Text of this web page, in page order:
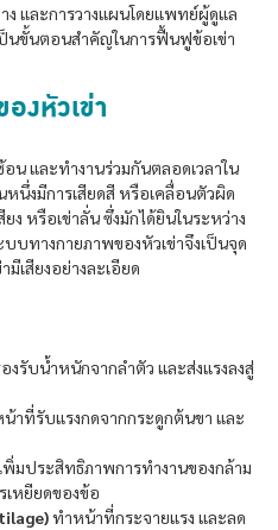
และการวางแผนโดยแพทย์ผู้ดูแล
นขั้นตอนสำคัญในการฟื้นฟูข้อเข่า
งหัวเข่า
น และทำงานร่วมกันตลอดเวลาใน
หนึ่งมีการเสียดสี หรือเคลื่อนตัวผิด
ง หรือเข่าลั่น ซึ่งมักได้ยินในระหว่าง
บบทางกายภาพของหัวเข่าจึงเป็นจุด
เสียงอย่างละเอียด
งรับน้ำหนักจากลำตัว และส่งแรงลงสู่
าที่รับแรงกดจากกระดูกต้นขา และ
พิ่มประสิทธิภาพการทำงานของกล้าม
หยียดของข้อ
ทำหน้าที่กระจายแรง และลด